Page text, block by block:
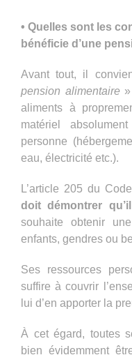
• Quelles sont les
bénéficie d’une
Avant tout, il
pension alimentaire»
aliments à
matériel
personne
eau, électricité etc.).
L’article 205 du
doit démontrer
souhaite obtenir
enfants, gendres ou
Ses ressources
suffire à couvrir
lui d’en apporter la
À cet égard, toutes
bien évidemment